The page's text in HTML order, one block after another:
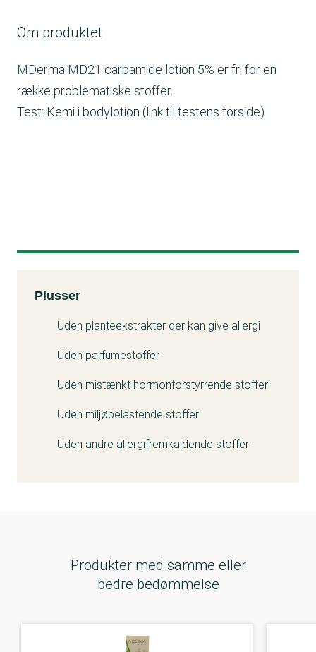
Om produktet
MDerma MD21 carbamide lotion 5% er fri for en
række problematiske stoffer.
Test: Kemi i bodylotion (link til testens forside)
Kemitest
Plusser
Uden planteekstrakter der kan give allergi
Uden parfumestoffer
Uden mistænkt hormonforstyrrende stoffer
Uden miljøbelastende stoffer
Uden andre allergifremkaldende stoffer
Produkter med samme eller
bedre bedømmelse